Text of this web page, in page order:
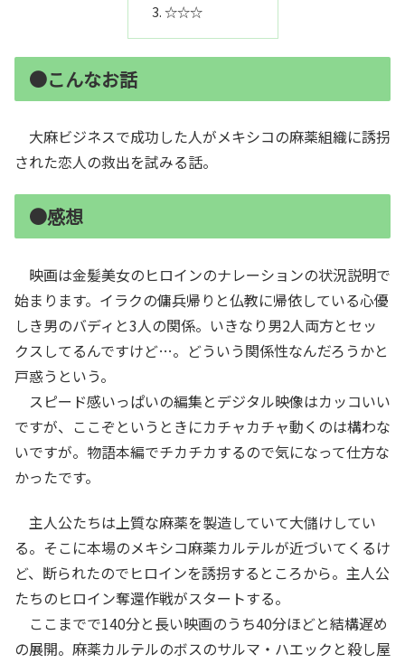
☆☆☆
●こんなお話
大麻ビジネスで成功した人がメキシコの麻薬組織に誘拐
された恋人の救出を試みる話。
●感想
映画は金髪美女のヒロインのナレーションの状況説明で
始まります。イラクの傭兵帰りと仏教に帰依している心優
しき男のバディと3人の関係。いきなり男2人両方とセッ
クスしてるんですけど…。どういう関係性なんだろうかと
戸惑うという。
スピード感いっぱいの編集とデジタル映像はカッコいい
ですが、ここぞというときにカチャカチャ動くのは構わな
いですが。物語本編でチカチカするので気になって仕方な
かったです。
主人公たちは上質な麻薬を製造していて大儲けしてい
る。そこに本場のメキシコ麻薬カルテルが近づいてくるけ
ど、断られたのでヒロインを誘拐するところから。主人公
たちのヒロイン奪還作戦がスタートする。
ここまでで140分と長い映画のうち40分ほどと結構遅め
の展開。麻薬カルテルのボスのサルマ・ハエックと殺し屋